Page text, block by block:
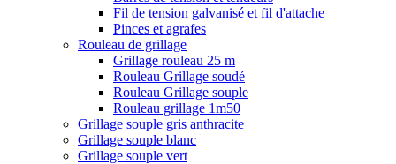
Fil de tension galvanisé et fil d'attache
Pinces et agrafes
Rouleau de grillage
Grillage rouleau 25 m
Rouleau Grillage soudé
Rouleau Grillage souple
Rouleau grillage 1m50
Grillage souple gris anthracite
Grillage souple blanc
Grillage souple vert